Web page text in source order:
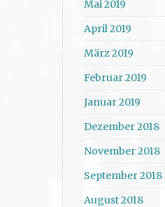
Mai 2019
April 2019
März 2019
Februar 2019
Januar 2019
Dezember 2018
November 2018
September 2018
August 2018